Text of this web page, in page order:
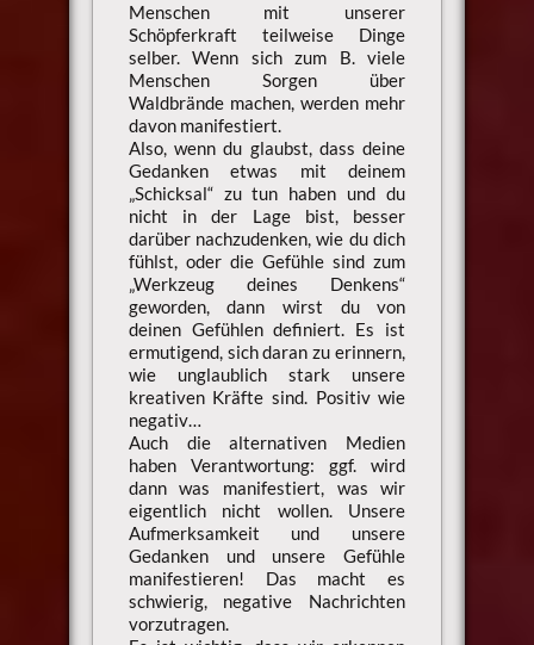
Menschen mit unserer
Schöpferkraft teilweise Dinge
selber. Wenn sich zum B. viele
Menschen Sorgen über
Waldbrände machen, werden mehr
davon manifestiert.
Also, wenn du glaubst, dass deine
Gedanken etwas mit deinem
„Schicksal“ zu tun haben und du
nicht in der Lage bist, besser
darüber nachzudenken, wie du dich
fühlst, oder die Gefühle sind zum
„Werkzeug deines Denkens“
geworden, dann wirst du von
deinen Gefühlen definiert. Es ist
ermutigend, sich daran zu erinnern,
wie unglaublich stark unsere
kreativen Kräfte sind. Positiv wie
negativ…
Auch die alternativen Medien
haben Verantwortung: ggf. wird
dann was manifestiert, was wir
eigentlich nicht wollen. Unsere
Aufmerksamkeit und unsere
Gedanken und unsere Gefühle
manifestieren! Das macht es
schwierig, negative Nachrichten
vorzutragen.